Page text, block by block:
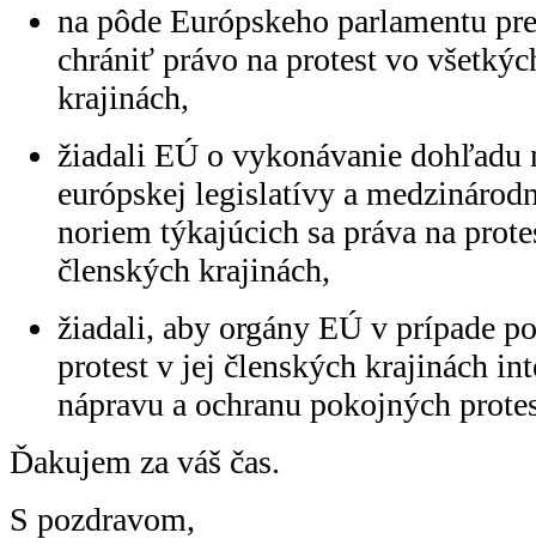
na pôde Európskeho parlamentu
chrániť právo na protest vo
krajinách,
žiadali EÚ o vykonávanie dohľadu
európskej legislatívy a
noriem týkajúcich sa práva na
členských krajinách,
žiadali, aby orgány EÚ v prípade
protest v jej členských krajinách
nápravu a ochranu pokojných
Ďakujem za váš čas.
S pozdravom,